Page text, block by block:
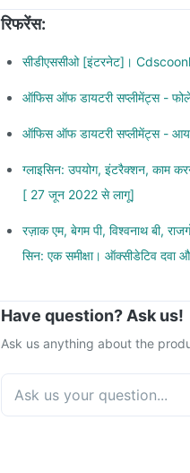
रिफरेंस:
सीडीएससीओ [इंटरनेट]।
ऑफिस ऑफ डायटरी सप्लीमेंट्स -
ऑफिस ऑफ डायटरी सप्लीमेंट्स -
ग्लाइसिन: उपयोग, इंटरैक्शन,
[ 27 जून 2022 से लागू]
रज़ाक एम, बेगम पी, विश्वनाथ बी,
सिन: एक समीक्षा। ऑक्सीडेटिव
Have question? Ask us!
Ask us anything about the